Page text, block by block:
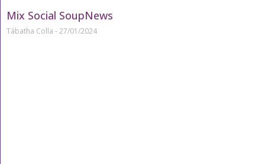
Mix Social SoupNews
Tábatha Colla 27/01/2024